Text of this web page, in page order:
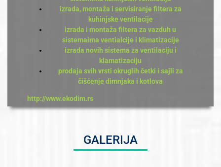
izrada, montaža i servisiranje filtera za
kuhinjske ventilacije
izrada i montaža filtera za vazduh u
sistemaima ventialcije i klimatizacije
izrada novih sistema za ventilaciju i
klamatizaciju
prodaja svih vrsti okruglih četki i sajli za
čišćenje dimnjaka i kotlova
http://www.ekodim.rs
GALERIJA